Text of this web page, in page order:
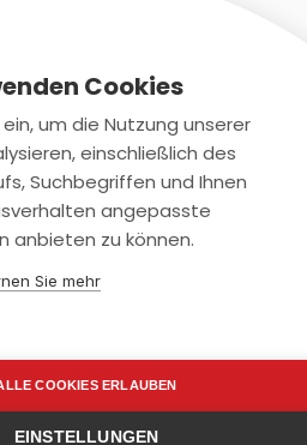
Cookies
um die Nutzung unserer
einschließlich des
Suchbegriffen und Ihnen
angepasste
anbieten zu können.
Sie mehr
COOKIES ERLAUBEN
EINSTELLUNGEN